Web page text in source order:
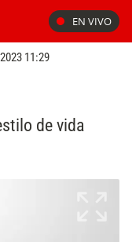
EN VIVO
11:29
de vida